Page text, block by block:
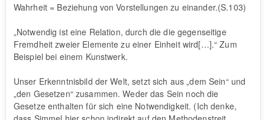
Wahrheit = Beziehung von Vorstellungen zu einander.(S.103)
„Notwendig ist eine Relation, durch die die gegenseitige
Fremdheit zweier Elemente zu einer Einheit wird[…].“ Zum
Beispiel bei einem Kunstwerk.
Unser Erkenntnisbild der Welt, setzt sich aus „dem Sein“ und
„den Gesetzen“ zusammen. Weder das Sein noch die
Gesetze enthalten für sich eine Notwendigkeit. (Ich denke,